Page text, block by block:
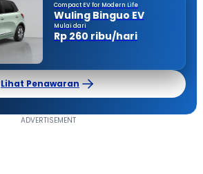
Compact EV for Modern Life
Wuling Binguo EV
Mulai dari
Rp 260 ribu/hari
Lihat Penawaran